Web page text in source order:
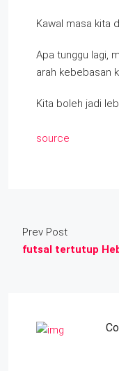
Kawal masa kita
Apa tunggu lagi,
arah kebebasan
Kita boleh jadi
source
Prev Post
futsal tertutup